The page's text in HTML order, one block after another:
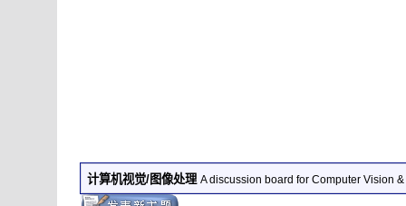
计算机视觉/图像处理 A discussion board for Computer Vision